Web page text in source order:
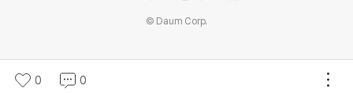
0 0
© Daum Corp.